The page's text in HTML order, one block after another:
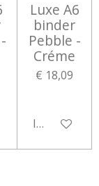
Luxe A6
binder
Pebble -
Créme
€ 18,09
In